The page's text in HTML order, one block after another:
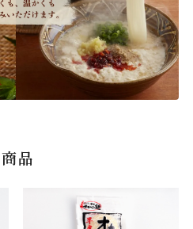
品